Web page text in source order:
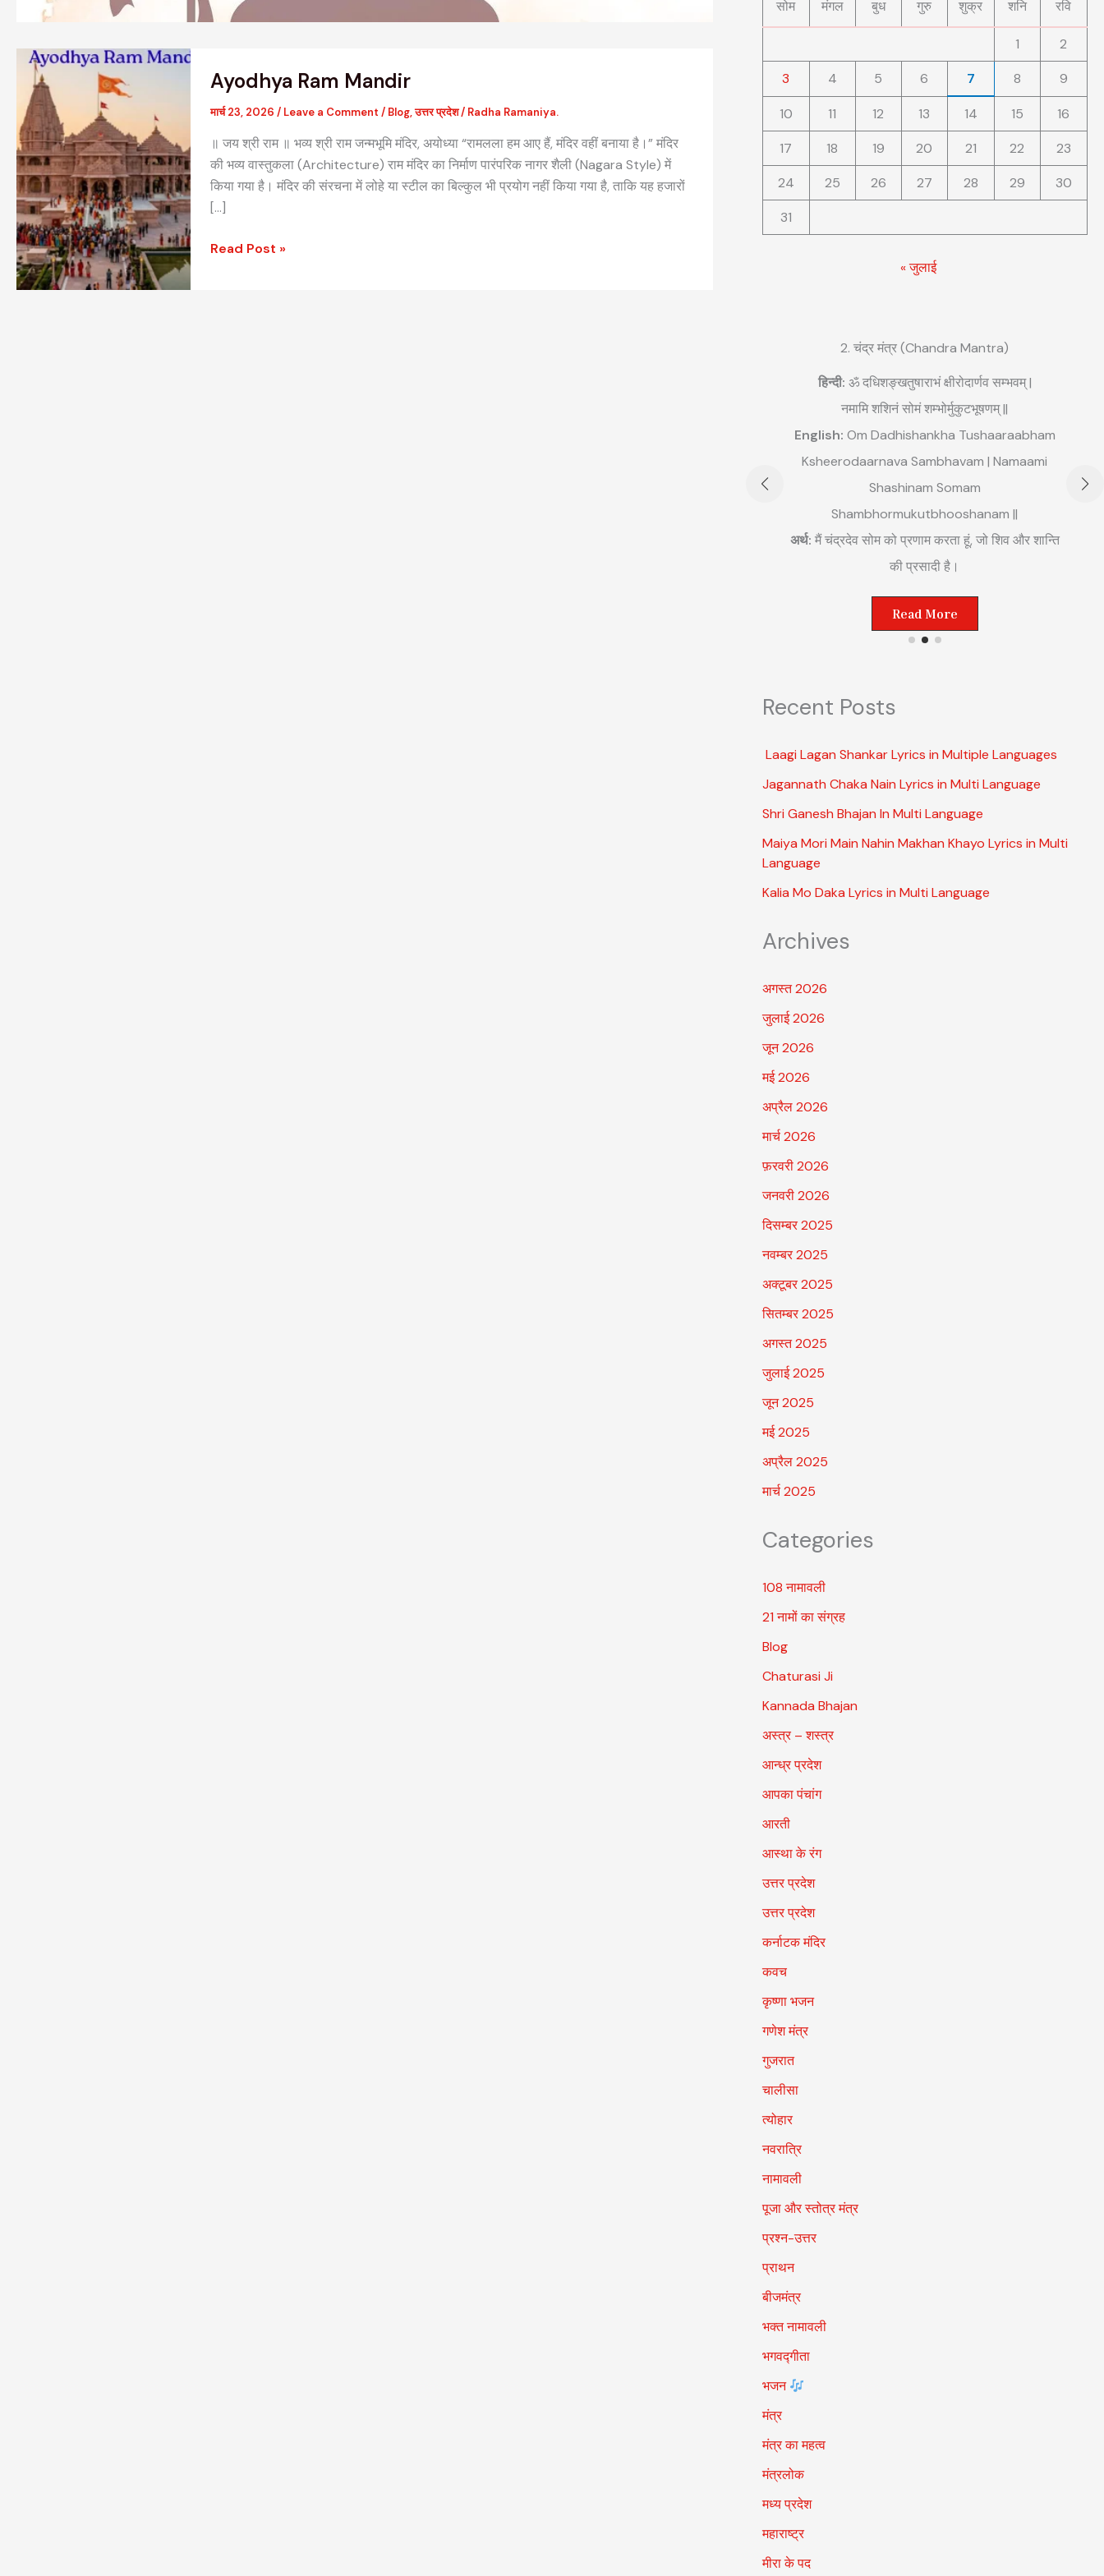
Ayodhya Ram Mandir
मार्च 23, 2026 / Leave a Comment / Blog,उत्तर प्रदेश/ Radha Ramaniya.
॥ जय श्री राम ॥ भव्य श्री राम जन्मभूमि मंदिर, अयोध्या “रामलला हम आए हैं, मंदिर वहीं बनाया है।” मंदिर
की भव्य वास्तुकला (Architecture) राम मंदिर का निर्माण पारंपरिक नागर शैली (Nagara Style) में
किया गया है। मंदिर की संरचना में लोहे या स्टील का बिल्कुल भी प्रयोग नहीं किया गया है, ताकि यह हजारों
[…]
Ram
Read Post »
सोम मंगल बुध गुरु शुक्र शनि रवि
1
2
3
4 5 6 7 8 9
10 11 12 13 14 15
16
17
18 19 20 21 22
23
24
25 26 27 28 29
30
31
« जुलाई
2. चंद्र मंत्र (Chandra Mantra)
हिन्दी: ॐ दधिशङ्खतुषाराभं क्षीरोदार्णव सम्भवम् |
नमामि शशिनं सोमं शम्भोर्मुकुटभूषणम् ||
English: Om Dadhishankha Tushaaraabham
Ksheerodaarnava Sambhavam | Namaami
Shashinam Somam
Shambhormukutbhooshanam ||
अर्थ: मैं चंद्रदेव सोम को प्रणाम करता हूं, जो शिव और शान्ति
की प्रसादी है।
Read More
Recent Posts
Laagi Lagan Shankar Lyrics in Multiple Languages
Jagannath Chaka Nain Lyrics in Multi Language
Shri Ganesh Bhajan In Multi Language
Maiya Mori Main Nahin Makhan Khayo Lyrics in Multi
Language
Kalia Mo Daka Lyrics in Multi Language
Archives
अगस्त 2026
जुलाई 2026
जून 2026
मई 2026
अप्रैल 2026
मार्च 2026
फ़रवरी 2026
जनवरी 2026
दिसम्बर 2025
नवम्बर 2025
अक्टूबर 2025
सितम्बर 2025
अगस्त 2025
जुलाई 2025
जून 2025
मई 2025
अप्रैल 2025
मार्च 2025
Categories
108 नामावली
21 नामों का संग्रह
Blog
Chaturasi Ji
Kannada Bhajan
अस्त्र – शस्त्र
आन्ध्र प्रदेश
आपका पंचांग
आरती
आस्था के रंग
उत्तर प्रदेश
उत्तर प्रदेश
कर्नाटक मंदिर
कवच
कृष्णा भजन
गणेश मंत्र
गुजरात
चालीसा
त्योहार
नवरात्रि
नामावली
पूजा और स्तोत्र मंत्र
प्रश्न-उत्तर
प्राथन
बीजमंत्र
भक्त नामावली
भगवद्गीता
भजन
मंत्र
मंत्र का महत्व
मंत्रलोक
मध्य प्रदेश
महाराष्ट्र
मीरा के पद